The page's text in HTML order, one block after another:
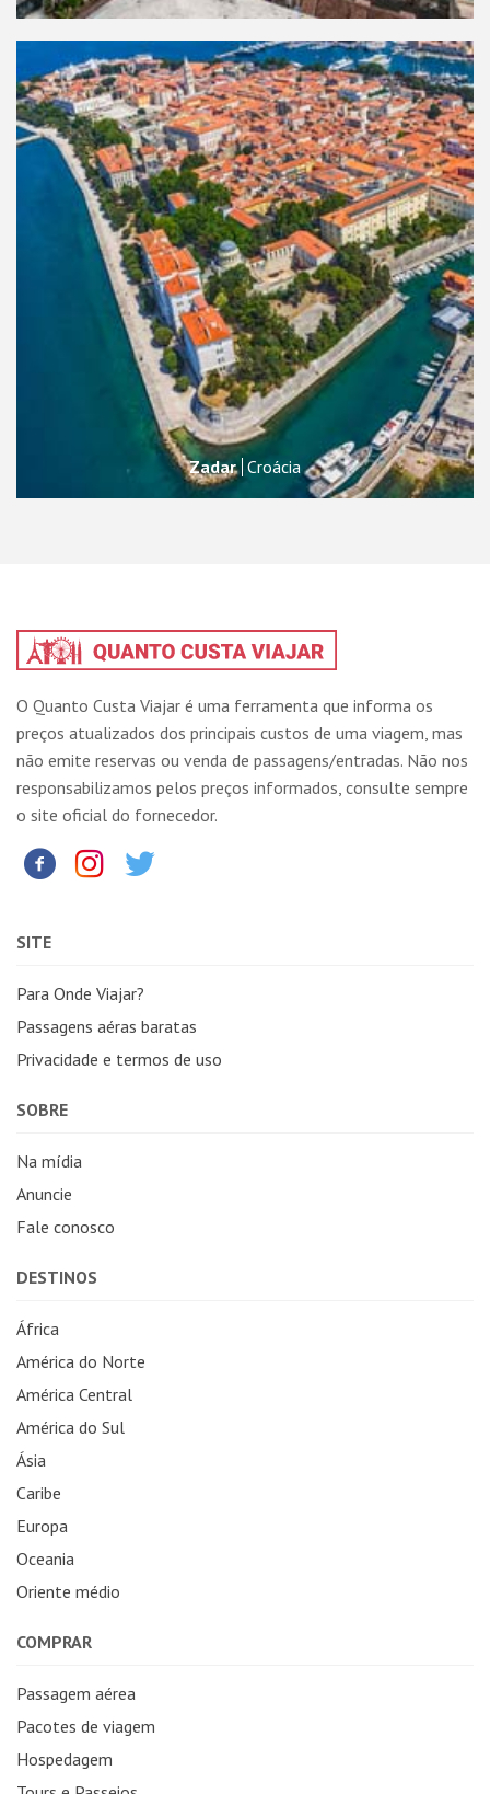
Zadar Croácia
O Quanto Custa Viajar é uma ferramenta que informa os
preços atualizados dos principais custos de uma viagem, mas
não emite reservas ou venda de passagens/entradas. Não nos
responsabilizamos pelos preços informados, consulte sempre
o site oficial do fornecedor.
SITE
Para Onde Viajar?
Passagens aéras baratas
Privacidade e termos de uso
SOBRE
Na mídia
Anuncie
Fale conosco
DESTINOS
África
América do Norte
América Central
América do Sul
Ásia
Caribe
Europa
Oceania
Oriente médio
COMPRAR
Passagem aérea
Pacotes de viagem
Hospedagem